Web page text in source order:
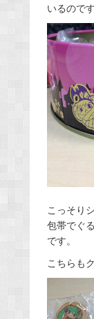
いるので
こっそり
包帯でぐ
です。
こちらも